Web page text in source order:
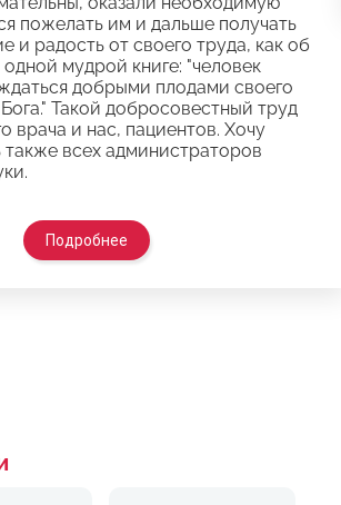
пожелать им и дальше получать
и радость от своего труда, как об
мудрой книге: "человек
добрыми плодами своего
Такой добросовестный труд
врача и нас, пациентов. Хочу
также всех администраторов
Подробнее